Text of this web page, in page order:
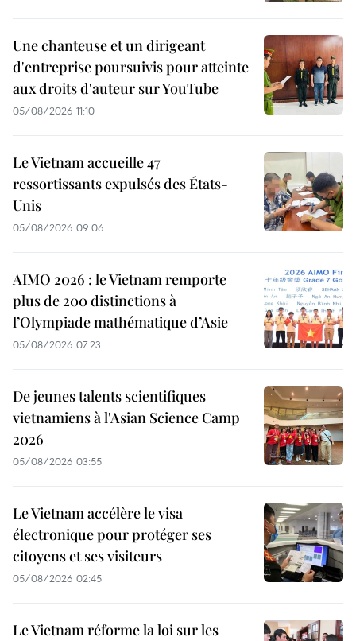
Une chanteuse et un dirigeant
d'entreprise poursuivis pour atteinte
aux droits d'auteur sur YouTube
05/08/2026 11:10
Le Vietnam accueille 47
ressortissants expulsés des États-
Unis
05/08/2026 09:06
AIMO 2026 : le Vietnam remporte
plus de 200 distinctions à
l’Olympiade mathématique d’Asie
05/08/2026 07:23
De jeunes talents scientifiques
vietnamiens à l'Asian Science Camp
2026
05/08/2026 03:55
Le Vietnam accélère le visa
électronique pour protéger ses
citoyens et ses visiteurs
05/08/2026 02:45
Le Vietnam réforme la loi sur les